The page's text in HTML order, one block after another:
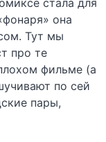
она
Тут мы
про те
фильме (а
по сей
пары,